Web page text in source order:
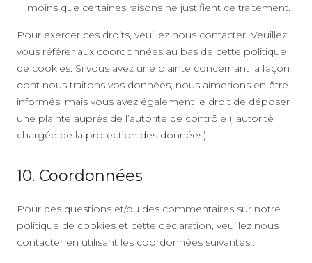
moins que certaines raisons ne justifient ce traitement.
Pour exercer ces droits, veuillez nous contacter. Veuillez
vous référer aux coordonnées au bas de cette politique
de cookies. Si vous avez une plainte concernant la façon
dont nous traitons vos données, nous aimerions en être
informés, mais vous avez également le droit de déposer
une plainte auprès de l’autorité de contrôle (l’autorité
chargée de la protection des données).
10. Coordonnées
Pour des questions et/ou des commentaires sur notre
politique de cookies et cette déclaration, veuillez nous
contacter en utilisant les coordonnées suivantes :